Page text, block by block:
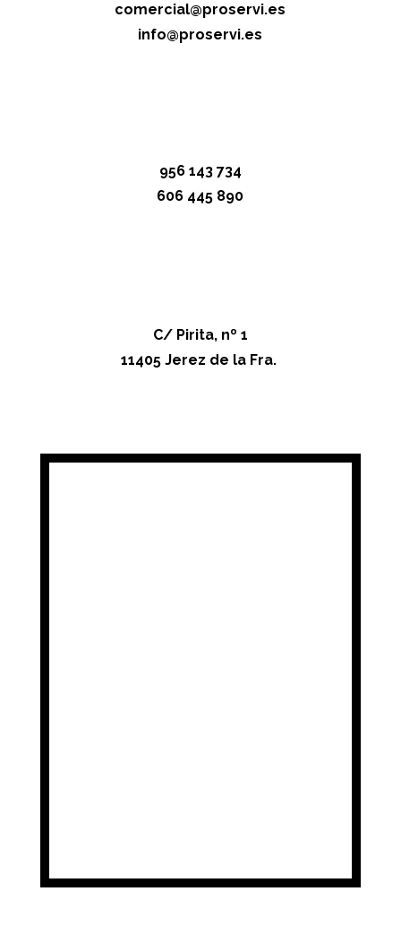
comercial@proservi.es
info@proservi.es
956 143 734
606 445 890
C/ Pirita, nº 1
11405 Jerez de la Fra.